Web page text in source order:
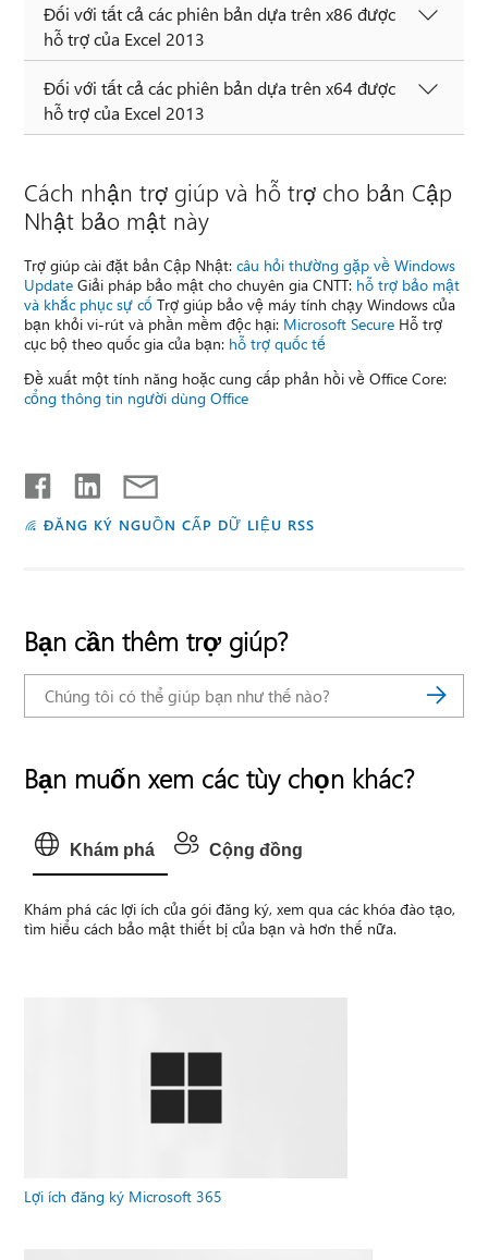
Đối với tất cả các phiên bản dựa trên x86 được
hỗ trợ của Excel 2013
Đối với tất cả các phiên bản dựa trên x64 được
hỗ trợ của Excel 2013
Cách nhận trợ giúp và hỗ trợ cho bản Cập
Nhật bảo mật này
Trợ giúp cài đặt bản Cập Nhật:câu hỏi thường gặp về Windows
Update Giải pháp bảo mật cho chuyên gia CNTT: hỗ trợ bảo mật
và khắc phục sự cố Trợ giúp bảo vệ máy tính chạy Windows của
bạn khỏi vi-rút và phần mềm độc hại: Microsoft Secure Hỗ trợ
cục bộ theo quốc gia của bạn: hỗ trợ quốc tế
Đề xuất một tính năng hoặc cung cấp phản hồi về Office Core:
cổng thông tin người dùng Office
ĐĂNG KÝ NGUỒN CẤP DỮ LIỆU RSS
Bạn cần thêm trợ giúp?
Bạn muốn xem các tùy chọn khác?
Khám phá Cộng đồng
Khám phá các lợi ích của gói đăng ký, xem qua các khóa đào tạo,
tìm hiểu cách bảo mật thiết bị của bạn và hơn thế nữa.
Lợi ích đăng ký Microsoft 365